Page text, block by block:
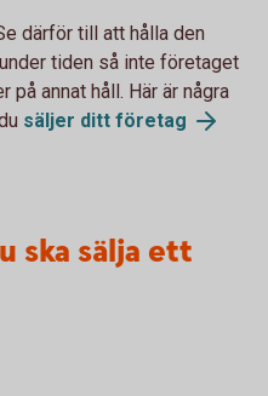
därför till att hålla den
tiden så inte företaget
annat håll. Här är några
säljer ditt företag
ska sälja ett